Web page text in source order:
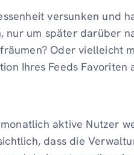
versunken und
nur um später darüber
Oder vielleicht
Ihres Feeds Favoriten
monatlich aktive Nutzer
dass die